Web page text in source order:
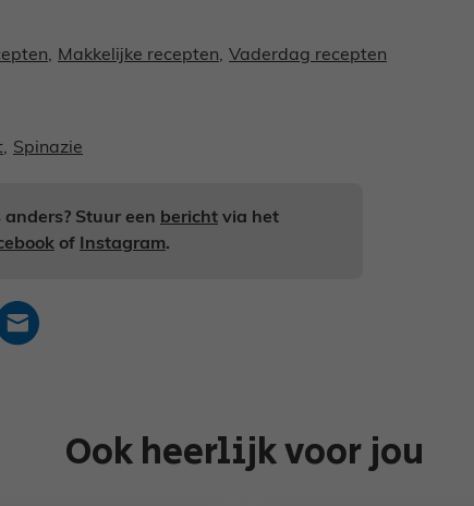
, Makkelijke recepten, Vaderdag recepten
, Spinazie
Stuur een bericht via het
of Instagram.
Ook heerlijk voor jou